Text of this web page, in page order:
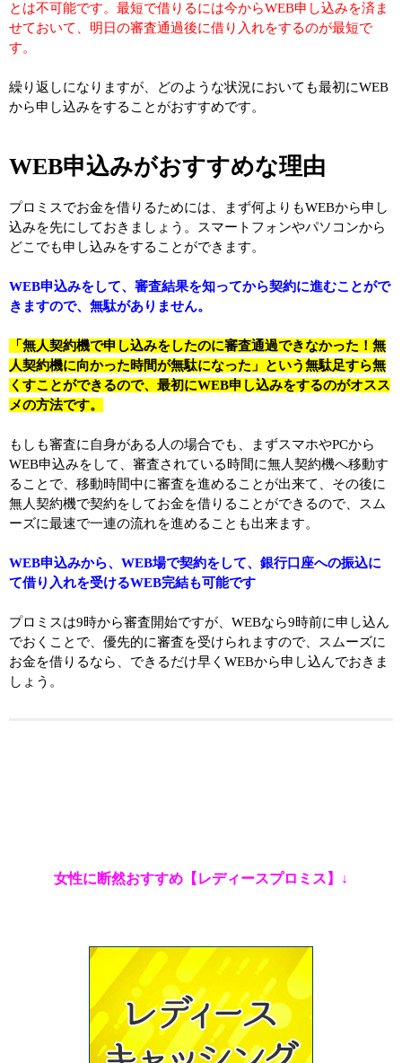
とは不可能です。最短で借りるには今からWEB申し込みを済ま
せておいて、明日の審査通過後に借り入れをするのが最短で
す。
繰り返しになりますが、どのような状況においても最初にWEB
から申し込みをすることがおすすめです。
WEB申込みがおすすめな理由
プロミスでお金を借りるためには、まず何よりもWEBから申し
込みを先にしておきましょう。スマートフォンやパソコンから
どこでも申し込みをすることができます。
WEB申込みをして、審査結果を知ってから契約に進むことがで
きますので、無駄がありません。
「無人契約機で申し込みをしたのに審査通過できなかった！無
人契約機に向かった時間が無駄になった」という無駄足すら無
くすことができるので、最初にWEB申し込みをするのがオスス
メの方法です。
もしも審査に自身がある人の場合でも、まずスマホやPCから
WEB申込みをして、審査されている時間に無人契約機へ移動す
ることで、移動時間中に審査を進めることが出来て、その後に
無人契約機で契約をしてお金を借りることができるので、スム
ーズに最速で一連の流れを進めることも出来ます。
WEB申込みから、WEB場で契約をして、銀行口座への振込に
て借り入れを受けるWEB完結も可能です
プロミスは9時から審査開始ですが、WEBなら9時前に申し込ん
でおくことで、優先的に審査を受けられますので、スムーズに
お金を借りるなら、できるだけ早くWEBから申し込んでおきま
しょう。
女性に断然おすすめ【レディースプロミス】↓